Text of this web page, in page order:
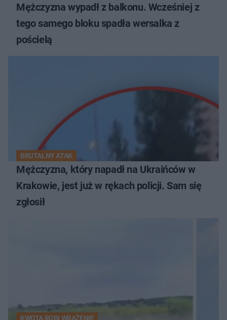
Mężczyzna wypadł z balkonu. Wcześniej z
tego samego bloku spadła wersalka z
pościelą
BRUTALNY ATAK
Mężczyzna, który napadł na Ukraińców w
Krakowie, jest już w rękach policji. Sam się
zgłosił
KWOTA ROBI WRAŻENIE